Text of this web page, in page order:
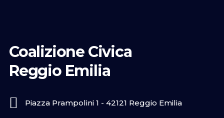
Coalizione Civica
Reggio Emilia
Piazza Prampolini 1 - 42121 Reggio Emilia